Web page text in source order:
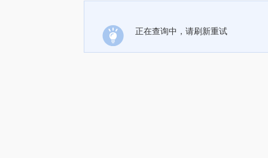
正在查询中，请刷新重试